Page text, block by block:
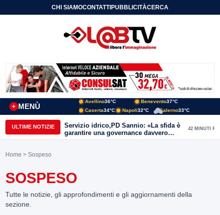
CHI SIAMOCONTATTIPUBBLICITÀCERCA
MENÙ
+
Avellino36°C Benevento37°C
Caserta34°C Napoli32°C Salerno33°C
ULTIME NOTIZIE
Servizio idrico,PD Sannio: «La sfida è
garantire una governance davvero
pubblica»
42 MINUTI FA
Home > Sospeso
SOSPESO
Tutte le notizie, gli approfondimenti e gli aggiornamenti della
sezione.